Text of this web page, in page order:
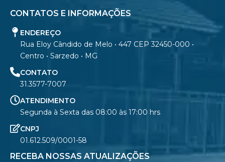
CONTATOS E INFORMAÇÕES
ENDEREÇO
Rua Eloy Cândido de Melo • 447 CEP 32450-000 •
Centro • Sarzedo • MG
CONTATO
31.3577-7007
ATENDIMENTO
Segunda à Sexta das 08:00 às 17:00 hrs
CNPJ
01.612.509/0001-58
RECEBA NOSSAS ATUALIZAÇÕES